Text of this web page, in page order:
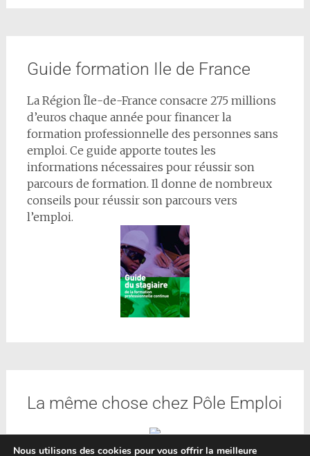
Guide formation Ile de France
La Région Île-de-France consacre 275 millions
d’euros chaque année pour financer la
formation professionnelle des personnes sans
emploi. Ce guide apporte toutes les
informations nécessaires pour réussir son
parcours de formation. Il donne de nombreux
conseils pour réussir son parcours vers
l’emploi.
La même chose chez Pôle Emploi
Nous utilisons des cookies pour vous offrir la meilleure